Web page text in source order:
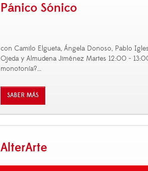
Pánico Sónico
con Camilo Elgueta, Ángela Donoso, Pablo
Ojeda y Almudena Jiménez Martes 12:00 -
monotonía?…
SABER MÁS
AlterArte